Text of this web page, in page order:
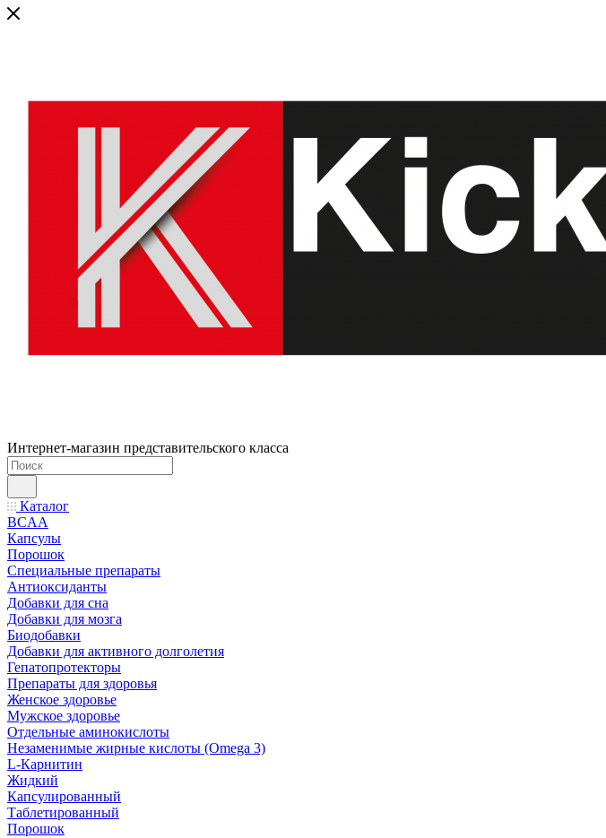
Интернет-магазин представительского класса
Каталог
BCAA
Капсулы
Порошок
Cпециальные препараты
Антиоксиданты
Добавки для сна
Добавки для мозга
Биодобавки
Добавки для активного долголетия
Гепатопротекторы
Препараты для здоровья
Женское здоровье
Мужское здоровье
Отдельные аминокислоты
Незаменимые жирные кислоты (Omega 3)
L-Карнитин
Жидкий
Капсулированный
Таблетированный
Порошок